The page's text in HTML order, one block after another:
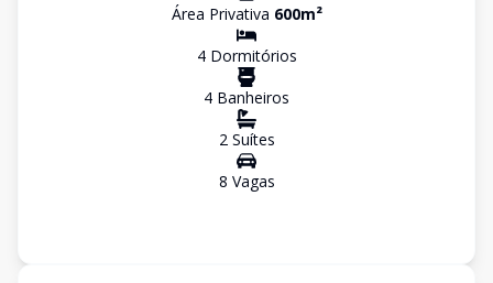
Área Privativa 600m²
4Dormitórios
4 Banheiros
2Suítes
8 Vagas